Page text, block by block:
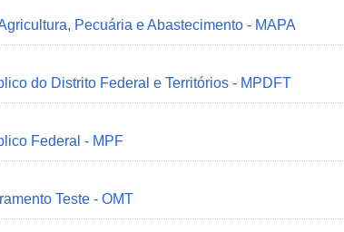
Pecuária e Abastecimento - MAPA
do Distrito Federal e Territórios - MPDFT
Federal - MPF
Teste - OMT